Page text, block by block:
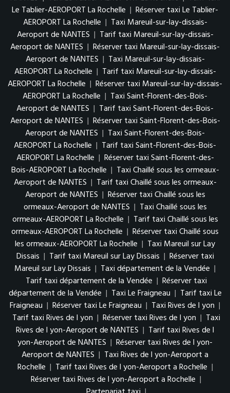
Le Tablier-AEROPORT La Rochelle | Réserver taxi Le Tablier-
AEROPORT La Rochelle | Taxi Mareuil-sur-lay-dissais-
Aeroport de NANTES | Tarif taxi Mareuil-sur-lay-dissais-
Aeroport de NANTES | Réserver taxi Mareuil-sur-lay-dissais-
Aeroport de NANTES | Taxi Mareuil-sur-lay-dissais-
AEROPORT La Rochelle | Tarif taxi Mareuil-sur-lay-dissais-
AEROPORT La Rochelle | Réserver taxi Mareuil-sur-lay-dissais-
AEROPORT La Rochelle | Taxi Saint-Florent-des-Bois-
Aeroport de NANTES | Tarif taxi Saint-Florent-des-Bois-
Aeroport de NANTES | Réserver taxi Saint-Florent-des-Bois-
Aeroport de NANTES | Taxi Saint-Florent-des-Bois-
AEROPORT La Rochelle | Tarif taxi Saint-Florent-des-Bois-
AEROPORT La Rochelle | Réserver taxi Saint-Florent-des-
Bois-AEROPORT La Rochelle | Taxi Chaillé sous les ormeaux-
Aeroport de NANTES | Tarif taxi Chaillé sous les ormeaux-
Aeroport de NANTES | Réserver taxi Chaillé sous les
ormeaux-Aeroport de NANTES | Taxi Chaillé sous les
ormeaux-AEROPORT La Rochelle | Tarif taxi Chaillé sous les
ormeaux-AEROPORT La Rochelle | Réserver taxi Chaillé sous
les ormeaux-AEROPORT La Rochelle | Taxi Mareuil sur Lay
Dissais | Tarif taxi Mareuil sur Lay Dissais | Réserver taxi
Mareuil sur Lay Dissais | Taxi département de la Vendée |
Tarif taxi département de la Vendée | Réserver taxi
département de la Vendée | Taxi Le Fraigneau | Tarif taxi Le
Fraigneau | Réserver taxi Le Fraigneau | Taxi Rives de l yon |
Tarif taxi Rives de l yon | Réserver taxi Rives de l yon | Taxi
Rives de l yon-Aeroport de NANTES | Tarif taxi Rives de l
yon-Aeroport de NANTES | Réserver taxi Rives de l yon-
Aeroport de NANTES | Taxi Rives de l yon-Aeroport a
Rochelle | Tarif taxi Rives de l yon-Aeroport a Rochelle |
Réserver taxi Rives de l yon-Aeroport a Rochelle |